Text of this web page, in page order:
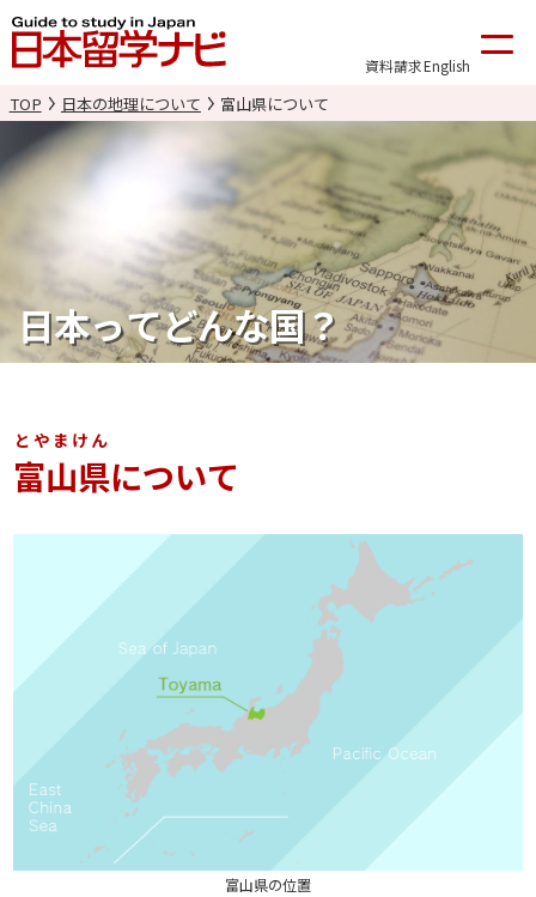
資料請求English
TOP 日本の地理について 富山県について
日本ってどんな国？
富山県
とやまけん
について
富山県の位置